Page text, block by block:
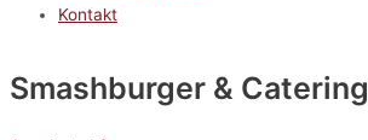
Kontakt
Smashburger & Catering